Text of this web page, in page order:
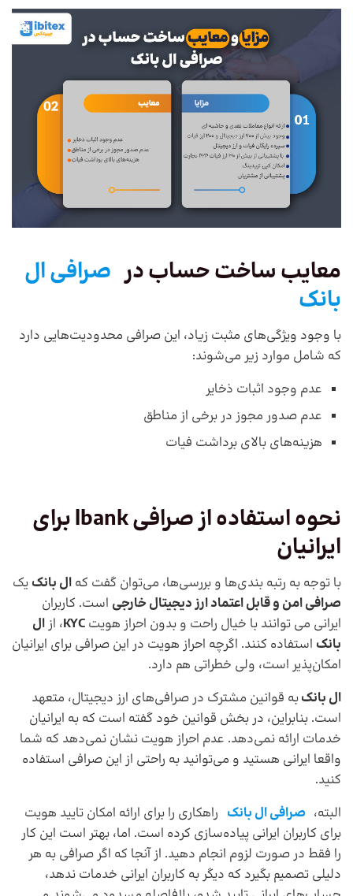
معایب ساخت حساب در صرافی ال
بانک
با وجود ویژگی‌های مثبت زیاد، این صرافی محدودیت‌هایی دارد
که شامل موارد زیر می‌شوند:
عدم وجود اثبات ذخایر
عدم صدور مجوز در برخی از مناطق
هزینه‌های بالای برداشت فیات
نحوه استفاده از صرافیlbankبرای
ایرانیان
با توجه به رتبه بندی‌ها و بررسی‌ها، می‌توان گفت که ال بانک یک
صرافی امن و قابل اعتماد ارز دیجیتال خارجی است. کاربران
ایرانی می توانند با خیال راحت و بدون احراز هویت KYC، ازال
بانک استفاده کنند. اگرچه احراز هویت در این صرافی برای ایرانیان
امکان‌پذیر است، ولی خطراتی هم دارد.
ال بانکبه قوانین مشترک در صرافی‌های ارز دیجیتال، متعهد
است. بنابراین، در بخش قوانین خود گفته است که به ایرانیان
خدمات ارائه نمی‌دهد. عدم احراز هویت نشان نمی‌دهد که شما
واقعا ایرانی هستید و می‌توانید به راحتی از این صرافی استفاده
کنید.
البته، صرافی ال بانک راهکاری را برای ارائه امکان تایید هویت
برای کاربران ایرانی پیاده‌سازی کرده است. اما، بهتر است این کار
را فقط در صورت لزوم انجام دهید. از آنجا که اگر صرافی به هر
دلیلی تصمیم بگیرد که دیگر به کاربران ایرانی خدمات ندهد،